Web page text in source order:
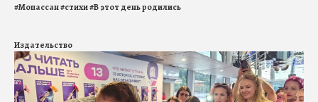
#Мопассан#стихи#В этот день родились
Издательство